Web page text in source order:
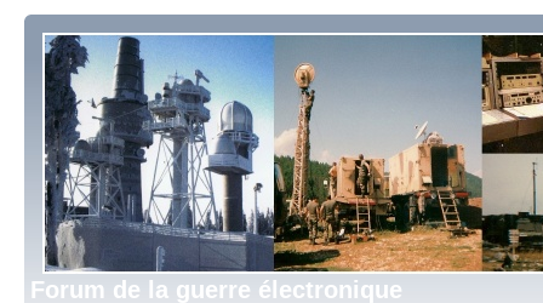
Forum de la guerre électronique